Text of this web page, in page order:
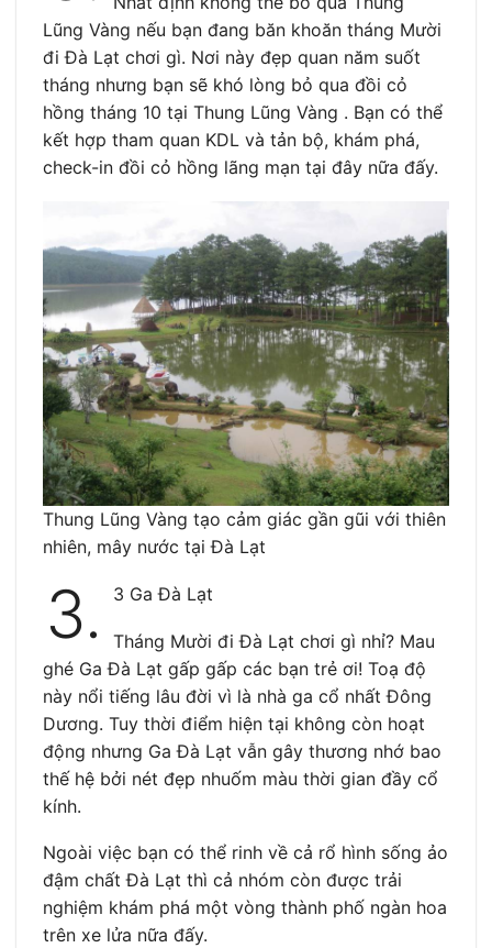
Lũng Vàng nếu bạn đang băn khoăn tháng Mười
đi Đà Lạt chơi gì. Nơi này đẹp quan năm suốt
tháng nhưng bạn sẽ khó lòng bỏ qua đồi cỏ
hồng tháng 10 tại Thung Lũng Vàng . Bạn có thể
kết hợp tham quan KDL và tản bộ, khám phá,
check-in đồi cỏ hồng lãng mạn tại đây nữa đấy.
Thung Lũng Vàng tạo cảm giác gần gũi với thiên
nhiên, mây nước tại Đà Lạt
3. 3 Ga Đà Lạt
Tháng Mười đi Đà Lạt chơi gì nhỉ? Mau
ghé Ga Đà Lạt gấp gấp các bạn trẻ ơi! Toạ độ
này nổi tiếng lâu đời vì là nhà ga cổ nhất Đông
Dương. Tuy thời điểm hiện tại không còn hoạt
động nhưng Ga Đà Lạt vẫn gây thương nhớ bao
thế hệ bởi nét đẹp nhuốm màu thời gian đầy cổ
kính.
Ngoài việc bạn có thể rinh về cả rổ hình sống ảo
đậm chất Đà Lạt thì cả nhóm còn được trải
nghiệm khám phá một vòng thành phố ngàn hoa
trên xe lửa nữa đấy.